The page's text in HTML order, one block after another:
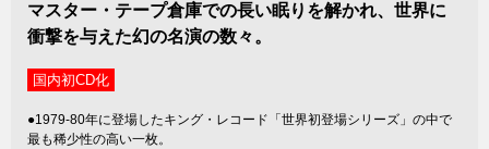
マスター・テープ倉庫での長い眠りを解かれ、世界に
衝撃を与えた幻の名演の数々。
国内初CD化
●1979-80年に登場したキング・レコード「世界初登場シリーズ」の中で
最も稀少性の高い一枚。